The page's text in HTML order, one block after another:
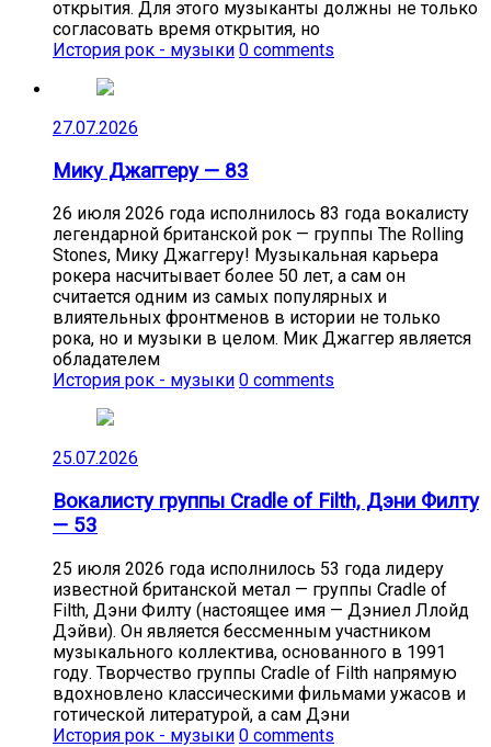
открытия. Для этого музыканты должны не только
согласовать время открытия, но
История рок - музыки 0 comments
27.07.2026
Мику Джаггеру — 83
26 июля 2026 года исполнилось 83 года вокалисту
легендарной британской рок — группы The Rolling
Stones, Мику Джаггеру! Музыкальная карьера
рокера насчитывает более 50 лет, а сам он
считается одним из самых популярных и
влиятельных фронтменов в истории не только
рока, но и музыки в целом. Мик Джаггер является
обладателем
История рок - музыки 0 comments
25.07.2026
Вокалисту группы Cradle of Filth, Дэни Филту
— 53
25 июля 2026 года исполнилось 53 года лидеру
известной британской метал — группы Cradle of
Filth, Дэни Филту (настоящее имя — Дэниел Ллойд
Дэйви). Он является бессменным участником
музыкального коллектива, основанного в 1991
году. Творчество группы Cradle of Filth напрямую
вдохновлено классическими фильмами ужасов и
готической литературой, а сам Дэни
История рок - музыки 0 comments